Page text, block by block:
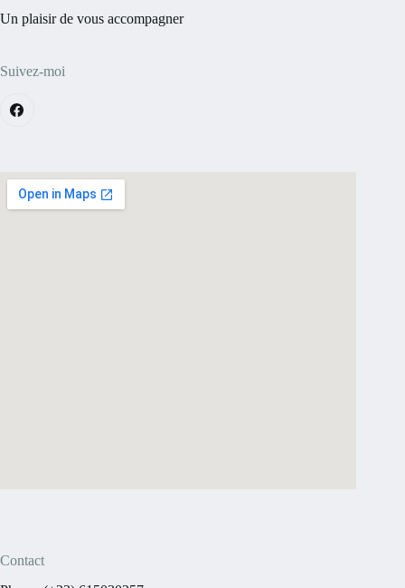
Un plaisir de vous accompagner
Suivez-moi
Contact